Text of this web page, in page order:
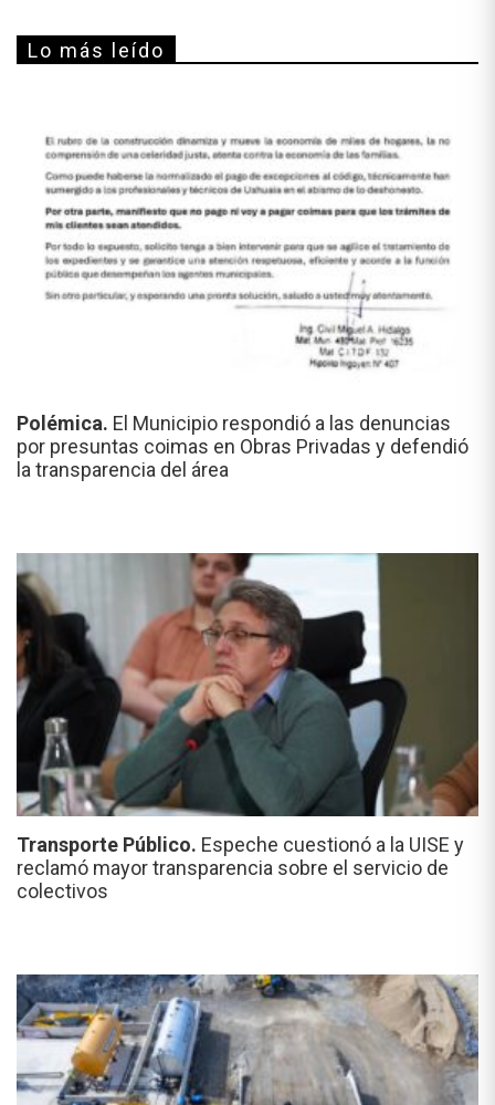
Lo más leído
Polémica. El Municipio respondió a las denuncias
por presuntas coimas en Obras Privadas y defendió
la transparencia del área
Transporte Público. Espeche cuestionó a la UISE y
reclamó mayor transparencia sobre el servicio de
colectivos